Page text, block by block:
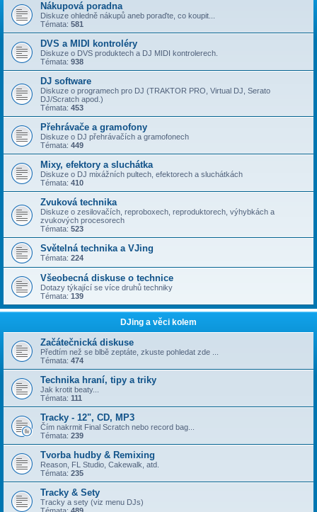
Nákupová poradna
Diskuze ohledně nákupů aneb poraďte, co koupit...
Témata: 581
DVS a MIDI kontroléry
Diskuze o DVS produktech a DJ MIDI kontrolerech.
Témata: 938
DJ software
Diskuze o programech pro DJ (TRAKTOR PRO, Virtual DJ, Serato
DJ/Scratch apod.)
Témata: 453
Přehrávače a gramofony
Diskuze o DJ přehrávačích a gramofonech
Témata: 449
Mixy, efektory a sluchátka
Diskuze o DJ mixážních pultech, efektorech a sluchátkách
Témata: 410
Zvuková technika
Diskuze o zesilovačích, reproboxech, reproduktorech, výhybkách a
zvukových procesorech
Témata: 523
Světelná technika a VJing
Témata: 224
Všeobecná diskuse o technice
Dotazy týkající se více druhů techniky
Témata: 139
DJing a věci kolem
Začátečnická diskuse
Předtím než se blbě zeptáte, zkuste pohledat zde ...
Témata: 474
Technika hraní, tipy a triky
Jak krotit beaty...
Témata: 111
Tracky - 12", CD, MP3
Čím nakrmit Final Scratch nebo record bag...
Témata: 239
Tvorba hudby & Remixing
Reason, FL Studio, Cakewalk, atd.
Témata: 235
Tracky & Sety
Tracky a sety (viz menu DJs)